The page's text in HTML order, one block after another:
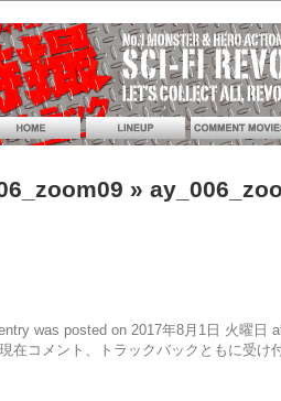
»
entry was posted on 2017年8月1日 火曜
在コメント、トラックバックともに受け